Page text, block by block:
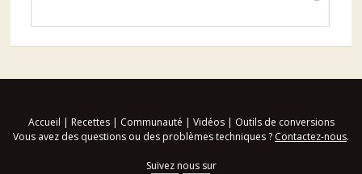
Accueil | Recettes| Communauté | Vidéos| Outils de conversions
Vous avez des questions ou des problèmes techniques ? Contactez-nous.
Suivez nous sur